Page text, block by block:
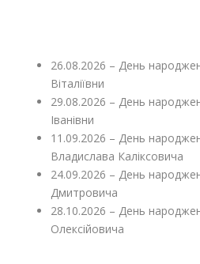
26.08.2026 – День
Віталіївни
29.08.2026 – День
Іванівни
11.09.2026 – День
Владислава Каліксовича
24.09.2026 – День
Дмитровича
28.10.2026 – День
Олексійовича